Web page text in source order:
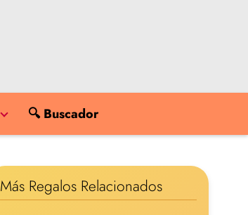
🔍 Buscador
Más Regalos Relacionados